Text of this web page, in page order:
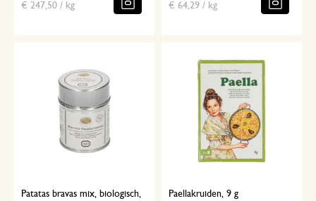
€ 247,50 / kg
€ 64,29 / kg
Patatas bravas mix, biologisch,
Paellakruiden, 9 g